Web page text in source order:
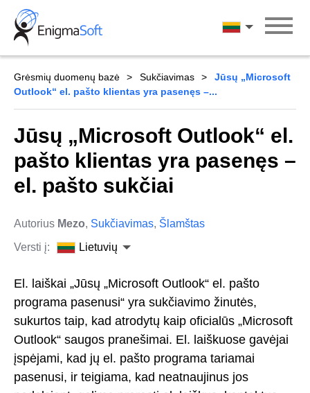
Skip
content
Lietuvių
Grėsmių duomenų bazė Sukčiavimas
Jūsų „Microsoft
Outlook“ el. pašto klientas yra pasenęs –...
Jūsų „Microsoft Outlook“ el.
pašto klientas yra pasenęs –
el. pašto sukčiai
Autorius Mezo, Sukčiavimas, Šlamštas
Versti į:
Lietuvių
El. laiškai „Jūsų „Microsoft Outlook“ el. pašto
programa pasenusi“ yra sukčiavimo žinutės,
sukurtos taip, kad atrodytų kaip oficialūs „Microsoft
Outlook“ saugos pranešimai. El. laiškuose gavėjai
įspėjami, kad jų el. pašto programa tariamai
pasenusi, ir teigiama, kad neatnaujinus jos